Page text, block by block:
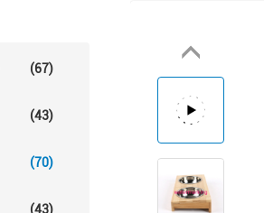
(67)
(43)
(70)
(43)